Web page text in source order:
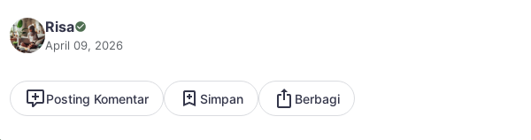
Risa
April 09, 2026
Posting Komentar Simpan Berbagi